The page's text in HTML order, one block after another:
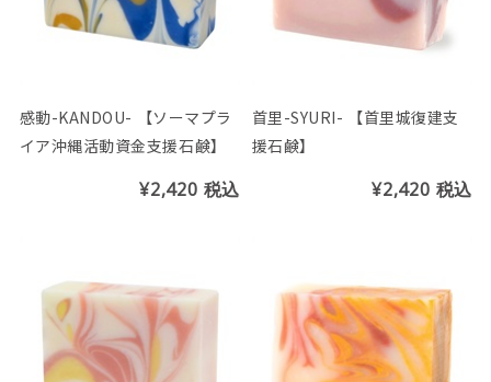
感動-KANDOU- 【ソーマプラ
イア沖縄活動資金支援石鹸】
¥2,420 税込
首里-SYURI- 【首里城復建支
援石鹸】
¥2,420 税込